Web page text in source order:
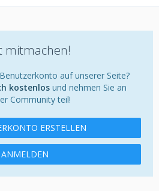
mitmachen!
auf unserer Seite?
kostenlos und nehmen Sie an
Community teil!
ERSTELLEN
ANMELDEN